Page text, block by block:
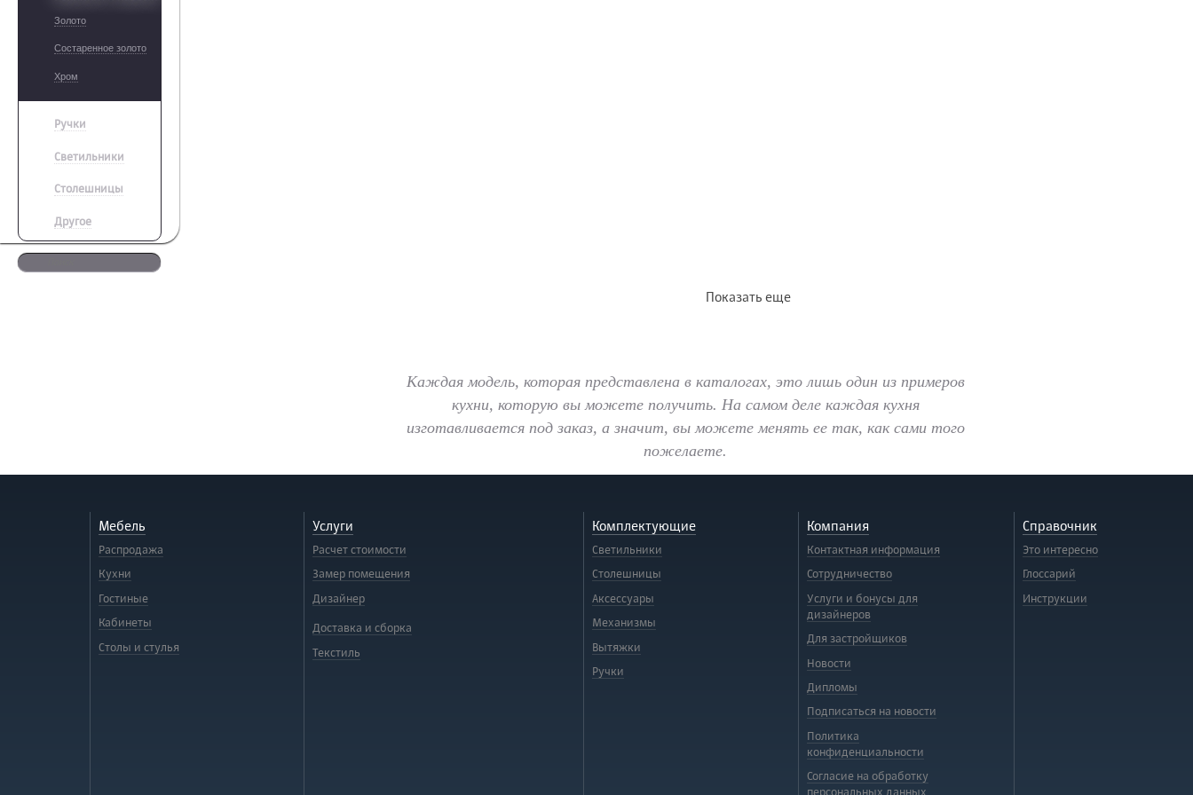
Золото
Состаренное золото
Хром
Ручки
Светильники
Столешницы
Другое
Показать еще
Каждая модель, которая представлена в каталогах, это лишь один из примеров
кухни, которую вы можете получить. На самом деле каждая кухня
изготавливается под заказ, а значит, вы можете менять ее так, как сами того
пожелаете.
Мебель
Распродажа
Кухни
Гостиные
Кабинеты
Столы и стулья
Услуги
Расчет стоимости
Замер помещения
Дизайнер
Доставка и сборка
Текстиль
Комплектующие
Светильники
Столешницы
Аксессуары
Механизмы
Вытяжки
Ручки
Компания
Контактная информация
Сотрудничество
Услуги и бонусы для
дизайнеров
Для застройщиков
Новости
Дипломы
Подписаться на новости
Политика
конфиденциальности
Согласие на обработку
Справочник
Это интересно
Глоссарий
Инструкции